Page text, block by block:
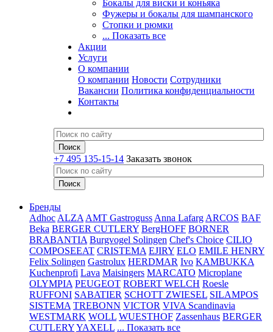
Бокалы для виски и коньяка
Фужеры и бокалы для шампанского
Стопки и рюмки
... Показать все
Акции
Услуги
О компании
О компании Новости Сотрудники
Вакансии Политика конфиденциальности
Контакты
+7 495 135-15-14 Заказать звонок
Бренды
Adhoc ALZA AMT Gastroguss Anna Lafarg ARCOS BAF
Beka BERGER CUTLERY BergHOFF BORNER
BRABANTIA Burgvogel Solingen Chef's Choice CILIO
COMPOSEEAT CRISTEMA EJIRY ELO EMILE HENRY
Felix Solingen Gastrolux HERDMAR Ivo KAMBUKKA
Kuchenprofi Lava Maisingers MARCATO Microplane
OLYMPIA PEUGEOT ROBERT WELCH Roesle
RUFFONI SABATIER SCHOTT ZWIESEL SILAMPOS
SISTEMA TREBONN VICTOR VIVA Scandinavia
WESTMARK WOLL WUESTHOF Zassenhaus BERGER
CUTLERYYAXELL ... Показать все